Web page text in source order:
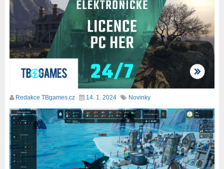
Redakce TBgames.cz 14. 1. 2024 Novinky